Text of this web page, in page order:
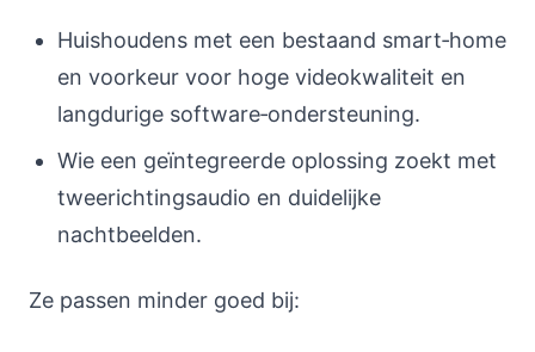
Huishoudens met een bestaand smart‑home
en voorkeur voor hoge videokwaliteit en
langdurige software‑ondersteuning.
Wie een geïntegreerde oplossing zoekt met
tweerichtingsaudio en duidelijke
nachtbeelden.
Ze passen minder goed bij: